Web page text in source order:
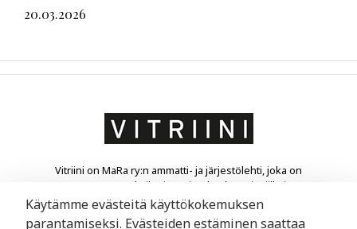
20.03.2026
Vitriini on MaRa ry:n ammatti- ja järjestölehti, joka on
suunnattu matkailu- ja ravintola-alan yrittäjille ja
liikkeenjohdolle. Vitriini kertoo yrityksistä ja niiden
toimintaympäristöstä.
Käytämme evästeitä käyttökokemuksen
parantamiseksi. Evästeiden estäminen saattaa